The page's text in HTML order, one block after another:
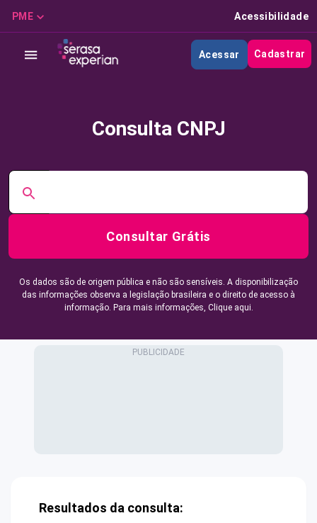
PME Acessibilidade
Acessar Cadastrar
Consulta CNPJ
Consultar Grátis
Os dados são de origem pública e não são sensíveis. A disponibilização
das informações observa a legislação brasileira e o direito de acesso à
informação. Para mais informações, Clique aqui.
Resultados da consulta: